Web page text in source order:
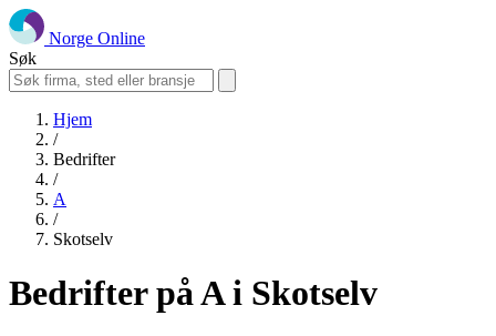
Norge Online
Søk
Hjem
/
Bedrifter
/
A
/
Skotselv
Bedrifter på A i Skotselv